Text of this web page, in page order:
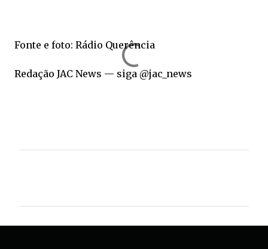
Fonte e foto: Rádio Querência
Redação JAC News — siga @jac_news